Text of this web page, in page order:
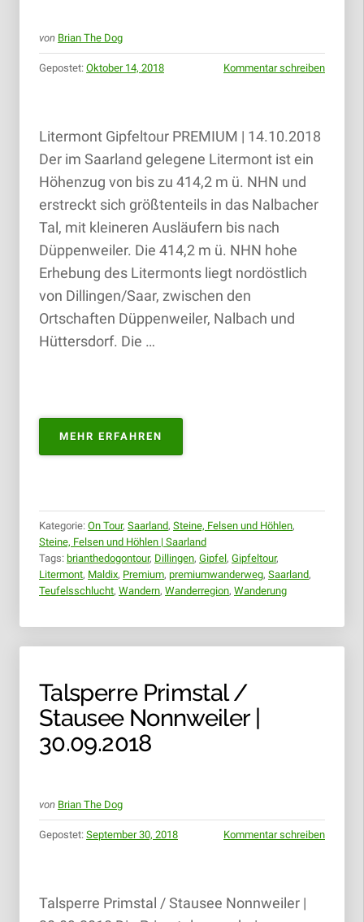
von Brian The Dog
Gepostet: Oktober 14, 2018 Kommentar schreiben
Litermont Gipfeltour PREMIUM | 14.10.2018
Der im Saarland gelegene Litermont ist ein
Höhenzug von bis zu 414,2 m ü. NHN und
erstreckt sich größtenteils in das Nalbacher
Tal, mit kleineren Ausläufern bis nach
Düppenweiler. Die 414,2 m ü. NHN hohe
Erhebung des Litermonts liegt nordöstlich
von Dillingen/Saar, zwischen den
Ortschaften Düppenweiler, Nalbach und
Hüttersdorf. Die …
MEHR ERFAHREN
GIPFELTOUR
Kategorie: On Tour, Saarland, Steine, Felsen und Höhlen,
Steine, Felsen und Höhlen | Saarland
Tags: brianthedogontour, Dillingen, Gipfel, Gipfeltour,
Litermont, Maldix, Premium, premiumwanderweg, Saarland,
Teufelsschlucht, Wandern, Wanderregion, Wanderung
Talsperre Primstal /
Stausee Nonnweiler |
30.09.2018
von Brian The Dog
Gepostet: September 30, 2018 Kommentar schreiben
Talsperre Primstal / Stausee Nonnweiler |